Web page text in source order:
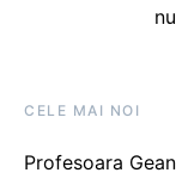
CELE MAI NOI
Profesoara